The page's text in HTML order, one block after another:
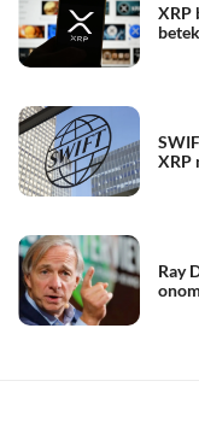
XRP
XRP
Ray